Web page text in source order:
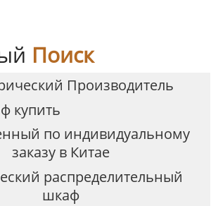
уличный почтовый
Поиск
Производитель
купить
по индивидуальному
заказу в Китае
распределительный
шкаф